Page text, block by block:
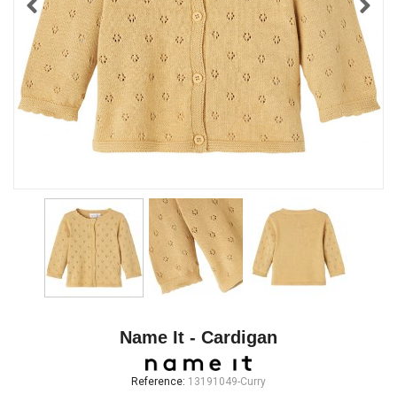
Name It - Cardigan
Reference: 13191049-Curry